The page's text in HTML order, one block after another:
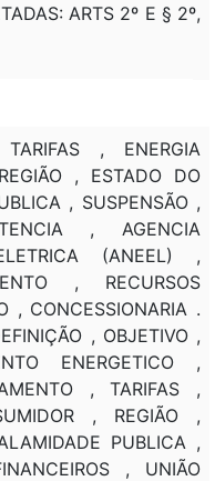
ARTS 2º E § 2º,
, ENERGIA
, ESTADO DO
, SUSPENSÃO ,
, AGENCIA
(ANEEL) ,
, RECURSOS
, CONCESSIONARIA .
, OBJETIVO ,
ENERGETICO ,
, TARIFAS ,
, REGIÃO ,
PUBLICA ,
, UNIÃO